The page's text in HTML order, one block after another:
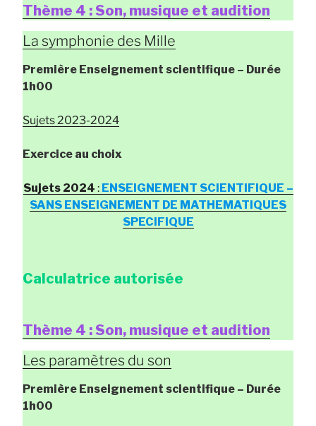
Thème 4 : Son, musique et audition
La symphonie des Mille
Première Enseignement scientifique – Durée
1h00
Sujets 2023-2024
Exercice au choix
Sujets 2024 : ENSEIGNEMENT SCIENTIFIQUE –
SANS ENSEIGNEMENT DE MATHEMATIQUES
SPECIFIQUE
Calculatrice autorisée
Thème 4 : Son, musique et audition
Les paramètres du son
Première Enseignement scientifique – Durée
1h00